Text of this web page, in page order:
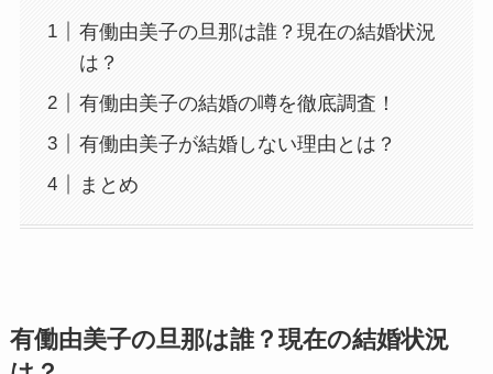
有働由美子の旦那は誰？現在の結婚状況
は？
有働由美子の結婚の噂を徹底調査！
有働由美子が結婚しない理由とは？
まとめ
有働由美子の旦那は誰？現在の結婚状況